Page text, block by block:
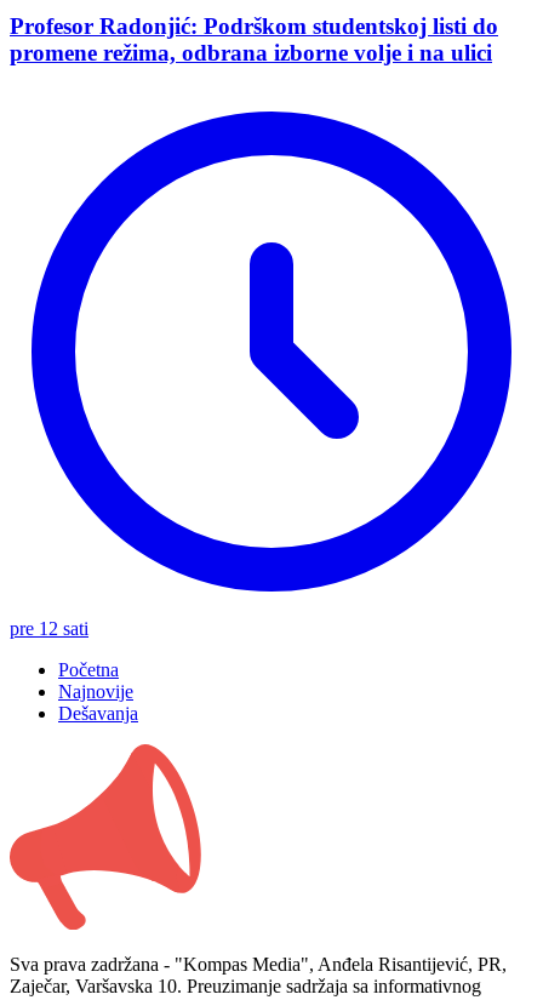
Profesor Radonjić: Podrškom studentskoj listi do
promene režima, odbrana izborne volje i na ulici
pre 12 sati
Početna
Najnovije
Dešavanja
Sva prava zadržana - "Kompas Media", Anđela Risantijević, PR,
Zaječar, Varšavska 10. Preuzimanje sadržaja sa informativnog